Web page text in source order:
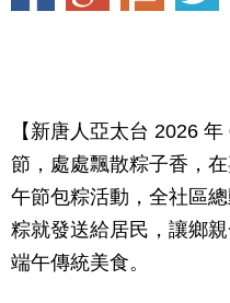
【新唐人亞太台 2026
節，處處飄散粽子香，
午節包粽活動，全社區
粽就發送給居民，讓鄉
端午傳統美食。